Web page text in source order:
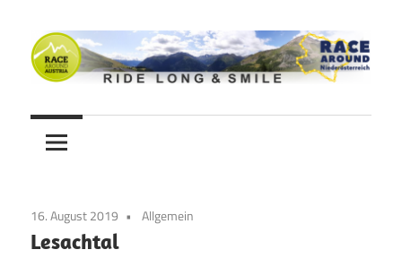
Inhalt
springen
Never
Stop
Cycling
Blog
long
16. August 2019 Allgemein
Lesachtal